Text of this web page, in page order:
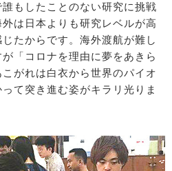
もしたことのない研究に挑戦
は日本よりも研究レベルが高
たからです。海外渡航が難し
「コロナを理由に夢をあきら
がれは白衣から世界のパイオ
て突き進む姿がキラリ光りま